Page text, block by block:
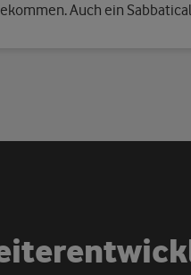
Auch ein
iterentwick